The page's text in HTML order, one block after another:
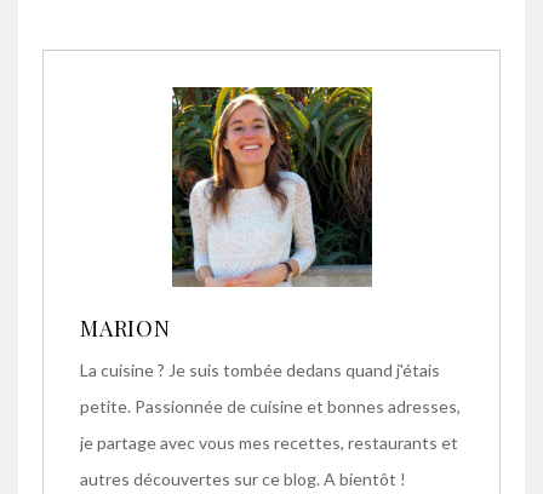
MARION
La cuisine ? Je suis tombée dedans quand j'étais
petite. Passionnée de cuisine et bonnes adresses,
je partage avec vous mes recettes, restaurants et
autres découvertes sur ce blog. A bientôt !